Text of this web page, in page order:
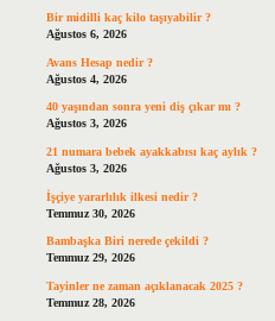
Bir midilli kaç kilo taşıyabilir ?
Ağustos 6, 2026
Avans Hesap nedir ?
Ağustos 4, 2026
40 yaşından sonra yeni diş çıkar mı ?
Ağustos 3, 2026
21 numara bebek ayakkabısı kaç aylık ?
Ağustos 3, 2026
İşçiye yararlılık ilkesi nedir ?
Temmuz 30, 2026
Bambaşka Biri nerede çekildi ?
Temmuz 29, 2026
Tayinler ne zaman açıklanacak 2025 ?
Temmuz 28, 2026